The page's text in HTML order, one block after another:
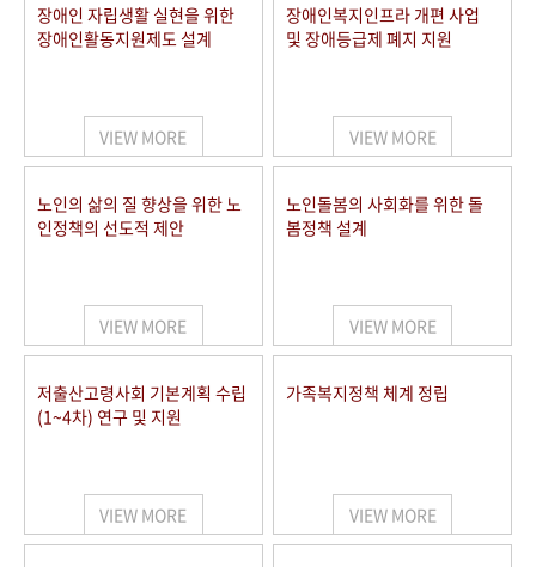
장애인 자립생활 실현을 위한
장애인활동지원제도 설계
VIEW MORE
장애인복지인프라 개편 사업
및 장애등급제 폐지 지원
VIEW MORE
노인의 삶의 질 향상을 위한 노
인정책의 선도적 제안
VIEW MORE
노인돌봄의 사회화를 위한 돌
봄정책 설계
VIEW MORE
저출산고령사회 기본계획 수립
(1~4차) 연구 및 지원
VIEW MORE
가족복지정책 체계 정립
VIEW MORE